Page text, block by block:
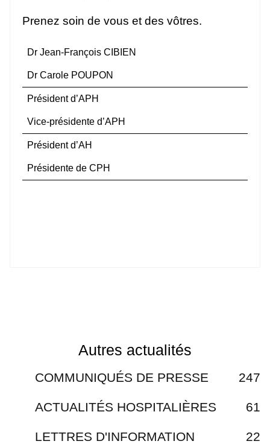
Prenez soin de vous et des vôtres.
Dr Jean-François CIBIEN
Dr Carole POUPON
Président d’APH
Vice-présidente d’APH
Président d’AH
Présidente de CPH
Autres actualités
COMMUNIQUÉS DE PRESSE 247
ACTUALITÉS HOSPITALIÈRES 61
LETTRES D'INFORMATION 22